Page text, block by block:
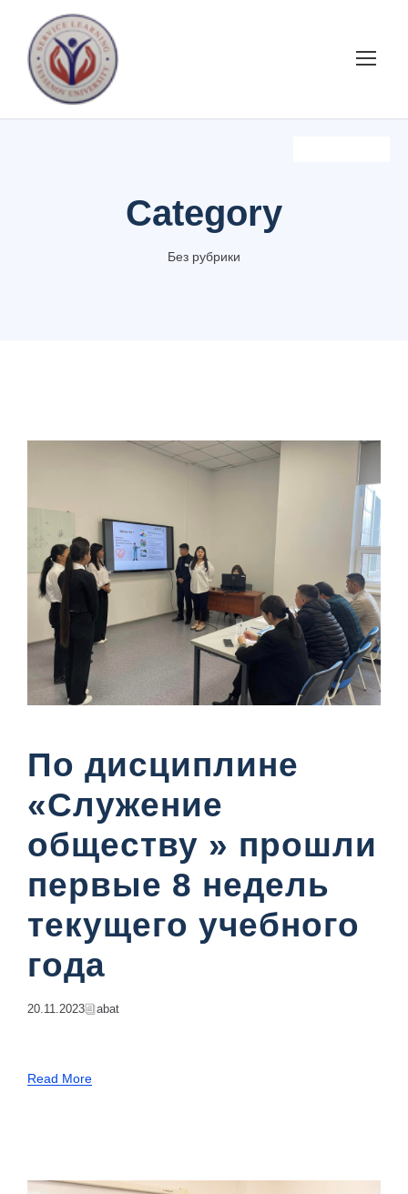
Category
Без рубрики
По дисциплине
«Служение
обществу » прошли
первые 8 недель
текущего учебного
года
20.11.2023 Abat
Read More